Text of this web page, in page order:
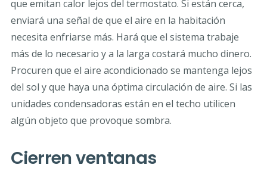
que emitan calor lejos del termostato. Si están cerca,
enviará una señal de que el aire en la habitación
necesita enfriarse más. Hará que el sistema trabaje
más de lo necesario y a la larga costará mucho dinero.
Procuren que el aire acondicionado se mantenga lejos
del sol y que haya una óptima circulación de aire. Si las
unidades condensadoras están en el techo utilicen
algún objeto que provoque sombra.
Cierren ventanas